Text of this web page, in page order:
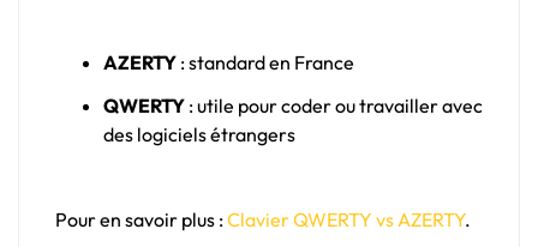
AZERTY : standard en France
QWERTY : utile pour coder ou travailler avec
des logiciels étrangers
Pour en savoir plus :Clavier QWERTY vs AZERTY.